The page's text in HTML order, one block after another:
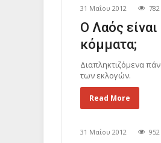
31 Μαΐου 2012 782
Ο Λαός
κόμματα;
Διαπληκτιζόμενα
των εκλογών.
Read More
31 Μαΐου 2012 952